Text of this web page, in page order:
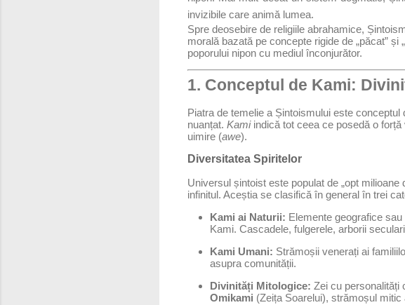
invizibile care animă lumea.
Spre deosebire de religiile abrahamice,
morală bazată pe concepte rigide de „păcat”
poporului nipon cu mediul înconjurător.
1. Conceptul de Kami:
Piatra de temelie a Șintoismului este conceptul
nuanțat. Kamiindică tot ceea ce posedă o
uimire (awe).
Diversitatea Spiritelor
Universul șintoist este populat de „opt milioane
infinitul. Aceștia se clasifică în general în trei
Kami ai Naturii: Elemente geografice
Kami. Cascadele, fulgerele, arborii
Kami Umani: Strămoșii venerați ai
asupra comunității.
Divinități Mitologice: Zei cu personalități
Omikami (Zeița Soarelui), strămoșul mitic